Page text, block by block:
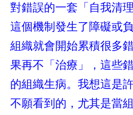
對錯誤的一套「自我清
這個機制發生了障礙或
組織就會開始累積很多
果再不「治療」，這些
的組織生病。我想這是
不願看到的，尤其是當